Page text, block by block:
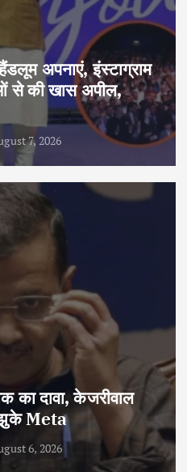
अपनाएं, इंस्टाग्राम
से की खास अपील,
7, 2026
का दावा, केजरीवाल
झुके Meta
6, 2026